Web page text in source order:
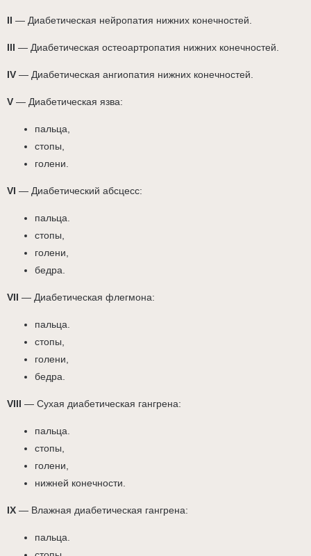
II — Диабетическая нейропатия нижних конечностей.
III — Диабетическая остеоартропатия нижних конечностей.
IV — Диабетическая ангиопатия нижних конечностей.
V — Диабетическая язва:
пальца,
стопы,
голени.
VI — Диабетический абсцесс:
пальца.
стопы,
голени,
бедра.
VII — Диабетическая флегмона:
пальца.
стопы,
голени,
бедра.
VIII — Сухая диабетическая гангрена:
пальца.
стопы,
голени,
нижней конечности.
IX — Влажная диабетическая гангрена:
пальца.